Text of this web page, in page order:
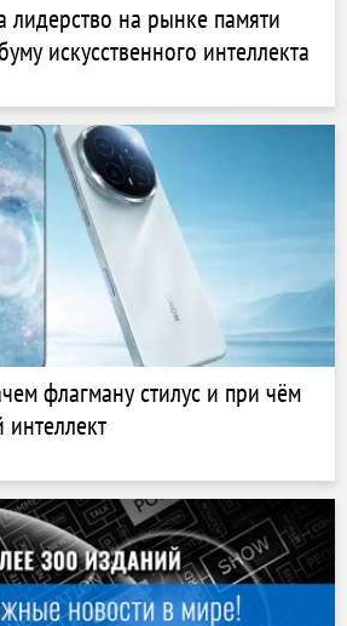
лидерство на рынке памяти
искусственного интеллекта
флагману стилус и при чём
интеллект